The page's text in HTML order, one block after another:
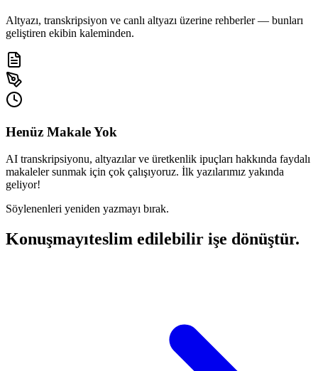
Altyazı, transkripsiyon ve canlı altyazı üzerine rehberler — bunları
geliştiren ekibin kaleminden.
Henüz Makale Yok
AI transkripsiyonu, altyazılar ve üretkenlik ipuçları hakkında faydalı
makaleler sunmak için çok çalışıyoruz. İlk yazılarımız yakında
geliyor!
Söylenenleri yeniden yazmayı bırak.
Konuşmayıteslim edilebilir işe dönüştür.